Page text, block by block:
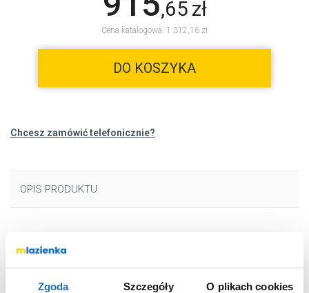
Zgoda Szczegóły O plikach cookies
,65 zł
Cena katalogowa: 1 312,16 zł
DO KOSZYKA
Chcesz zamówić telefonicznie?
OPIS PRODUKTU
Marka
Seria
IXMO
Nr katalogowy
59502011100